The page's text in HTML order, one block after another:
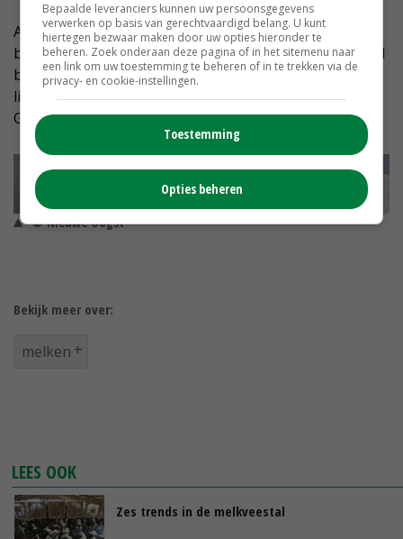
Al zegt Abiant Uitzendgroep dat ook de vijver van
bedrijfsverzorgers kleiner wordt. 'We hadden altijd veel
boerenzoons in dienst, maar die gaan tegenwoordig
liever aan de slag bij een bank of als accountant', zegt
Geart Sije Brinkman, planner bij Abiant Uitzendgroep.
© Nieuwe Oogst
Bekijk meer over:
melken
LEES OOK
Zes trends in de melkveestal
Bepaalde leveranciers kunnen uw persoonsgegevens
verwerken op basis van gerechtvaardigd belang. U kunt
hiertegen bezwaar maken door uw opties hieronder te
beheren. Zoek onderaan deze pagina of in het sitemenu naar
een link om uw toestemming te beheren of in te trekken via de
privacy- en cookie-instellingen.
Toestemming
Opties beheren